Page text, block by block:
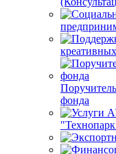
фонда